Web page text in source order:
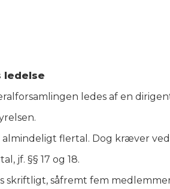
ledelse
ledes af en
flertal. Dog kræver
jf. §§ 17 og 18.
skriftligt, såfremt fem